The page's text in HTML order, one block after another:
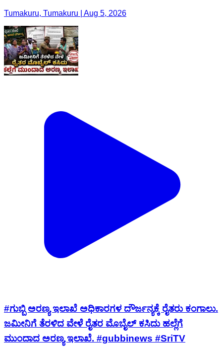
Tumakuru, Tumakuru | Aug 5, 2026
#ಗುಬ್ಬಿ ಅರಣ್ಯ ಇಲಾಖೆ ಅಧಿಕಾರಗಳ ದೌರ್ಜನ್ಯಕ್ಕೆ ರೈತರು ಕಂಗಾಲು.
ಜಮೀನಿಗೆ ತೆರಳಿದ ವೇಳೆ ರೈತರ ಮೊಬೈಲ್ ಕಸಿದು ಹಲ್ಲೆಗೆ
ಮುಂದಾದ ಅರಣ್ಯ ಇಲಾಖೆ. #gubbinews #SriTV